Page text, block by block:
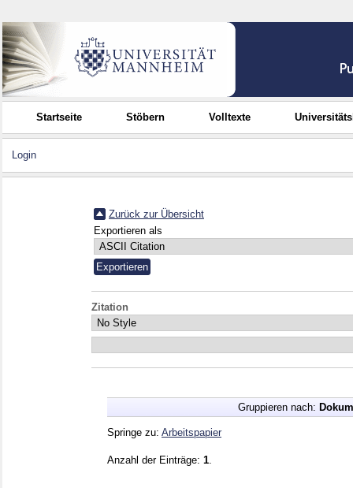
Startseite Stöbern Volltexte
Login
Zurück zur Übersicht
Exportieren als
Zitation
Gruppieren nach:
Springe zu: Arbeitspapier
Anzahl der Einträge: 1